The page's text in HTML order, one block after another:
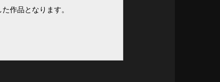
作品となります。